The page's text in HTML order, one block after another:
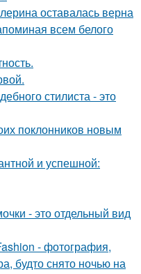
оставалась верна
всем белого
стилиста - это
поклонников новым
и успешной:
- это отдельный вид
- фотография,
будто снято ночью на